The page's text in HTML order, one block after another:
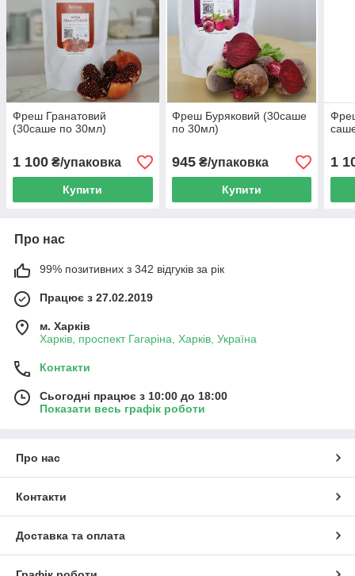
Фреш Гранатовий
(30саше по 30мл)
1 100 ₴/упаковка
Купити
Фреш Буряковий (30саше
по 30мл)
945₴/упаковка
Купити
1
Про нас
99% позитивних з 342 відгуків за рік
Працює з 27.02.2019
м. Харків
Харків, проспект Гагаріна, Харків, Україна
Контакти
Сьогодні працює з 10:00 до 18:00
Показати весь графік роботи
Про нас
Контакти
Доставка та оплата